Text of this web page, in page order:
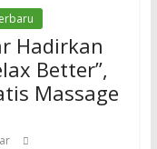
Hadirkan
Better”,
Massage